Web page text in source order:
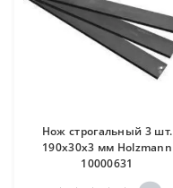
Нож строгальный 3 шт.
190x30x3 мм Holzmann
10000631